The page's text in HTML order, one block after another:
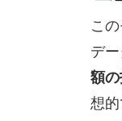
こ
デ
額
想的